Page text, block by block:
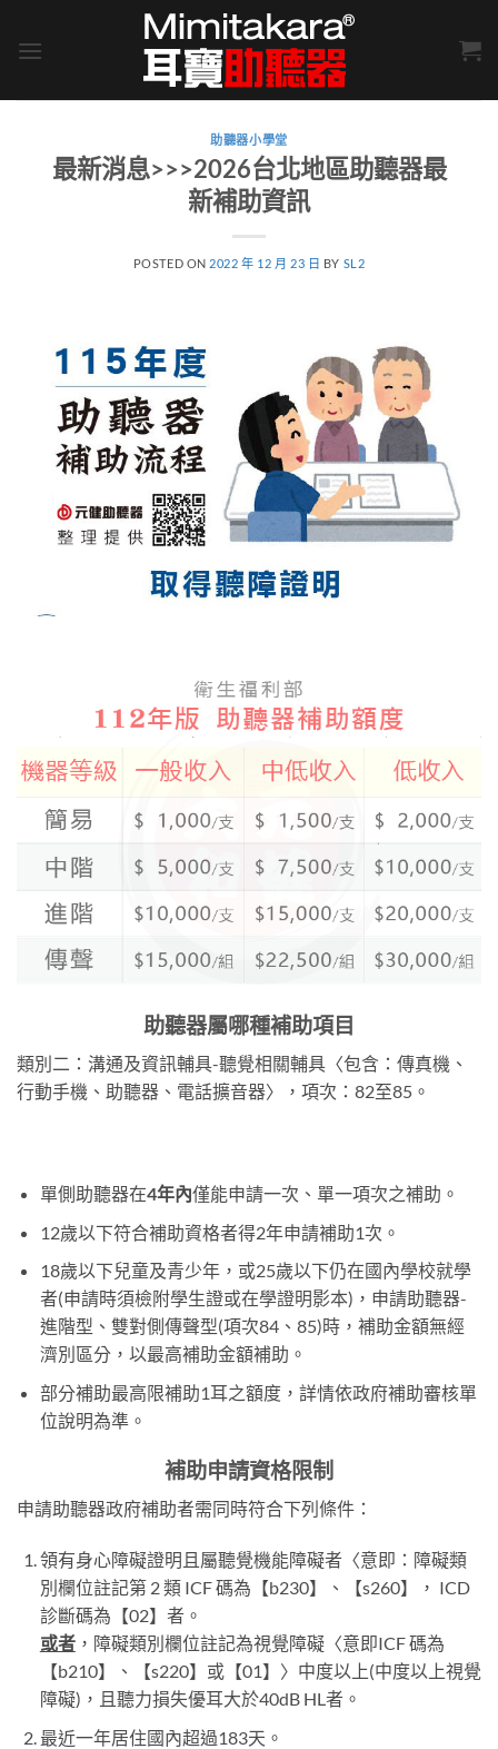
助聽器小學堂
最新消息>>>2026台北地區助聽器最
新補助資訊
POSTED ON 2022 年 12 月 23 日 BY SL2
助聽器屬哪種補助項目
類別二：溝通及資訊輔具-聽覺相關輔具〈包含：傳真機、
行動手機、助聽器、電話擴音器〉，項次：82至85。
單側助聽器在4年內僅能申請一次、單一項次之補助。
12歲以下符合補助資格者得2年申請補助1次。
18歲以下兒童及青少年，或25歲以下仍在國內學校就學
者(申請時須檢附學生證或在學證明影本)，申請助聽器-
進階型、雙對側傳聲型(項次84、85)時，補助金額無經
濟別區分，以最高補助金額補助。
部分補助最高限補助1耳之額度，詳情依政府補助審核單
位說明為準。
補助申請資格限制
申請助聽器政府補助者需同時符合下列條件：
領有身心障礙證明且屬聽覺機能障礙者〈意即：障礙類
別欄位註記第 2 類 ICF 碼為【b230】、【s260】， ICD
診斷碼為【02】者。
或者，障礙類別欄位註記為視覺障礙〈意即ICF 碼為
【b210】、【s220】或【01】〉中度以上(中度以上視覺
障礙)，且聽力損失優耳大於40dB HL者。
最近一年居住國內超過183天。